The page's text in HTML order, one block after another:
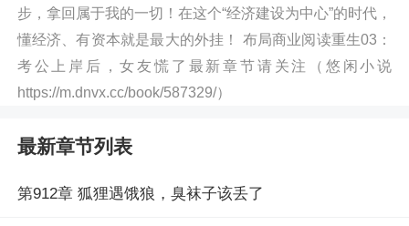
步，拿回属于我的一切！在这个“经济建设为中心”的时代，
懂经济、有资本就是最大的外挂！ 布局商业阅读重生03：
考公上岸后，女友慌了最新章节请关注（悠闲小说
https://m.dnvx.cc/book/587329/）
最新章节列表
第912章 狐狸遇饿狼，臭袜子该丢了